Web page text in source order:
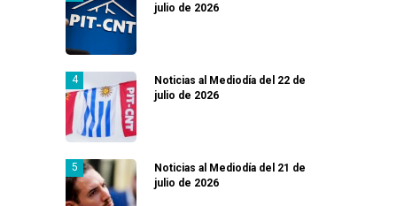
julio de 2026
Noticias al Mediodía del 22 de
julio de 2026
Noticias al Mediodía del 21 de
julio de 2026